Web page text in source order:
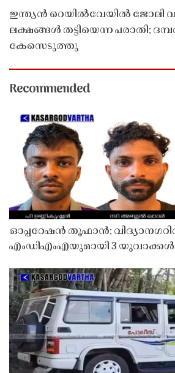
ഇന്ത്യൻ റെയിൽവേയിൽ ജോലി
ലക്ഷങ്ങൾ തട്ടിയെന്ന പരാതി;
കേസെടുത്തു
Recommended
ഓപ്പറേഷൻ തൂഫാൻ;
എംഡിഎംഎയുമായി 3 യുവാക്കൾ